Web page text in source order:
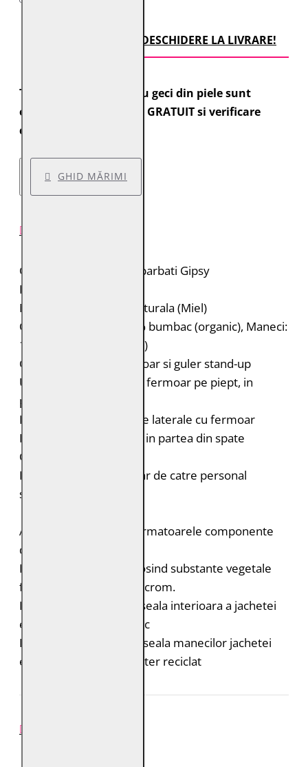
TRANSPORT CU DESCHIDERE LA LIVRARE!
Toate comenzile pentru geci din piele sunt
expediate cu transport GRATUIT si verificare
colet.
GHID MĂRIMI
Geaca de piele pentru barbati Gipsy
Brand: Gipsy
Material: 100% piele naturala (Miel)
Captuseala: Corp: 100% bumbac (organic), Maneci:
100% poliester (reciclat)
Geaca de piele cu fermoar si guler stand-up
Un buzunar diagonal cu fermoar pe piept, in
partea stanga
Doua buzunare verticale laterale cu fermoar
Insertii laterale elastice in partea din spate
Croiala: Regular Fit
Intretinere: Spalare doar de catre personal
specializat
Acest produs contine urmatoarele componente
durabile:
Pielea este tabacita folosind substante vegetale
fara adaos de saruri de crom.
Bumbac organic: captuseala interioara a jachetei
este din bumbac organic
Poliester reciclat: captuseala manecilor jachetei
este realizata din poliester reciclat